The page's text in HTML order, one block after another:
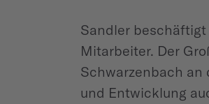
Sandler
Mitarbeiter. Der
Schwarzenbach an
und Entwicklung